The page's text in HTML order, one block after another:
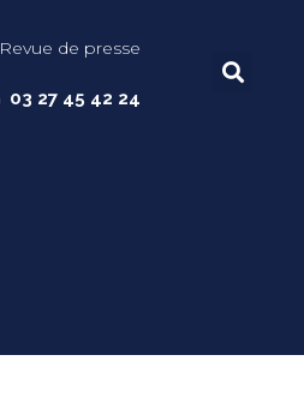
Revue de presse
03 27 45 42 24